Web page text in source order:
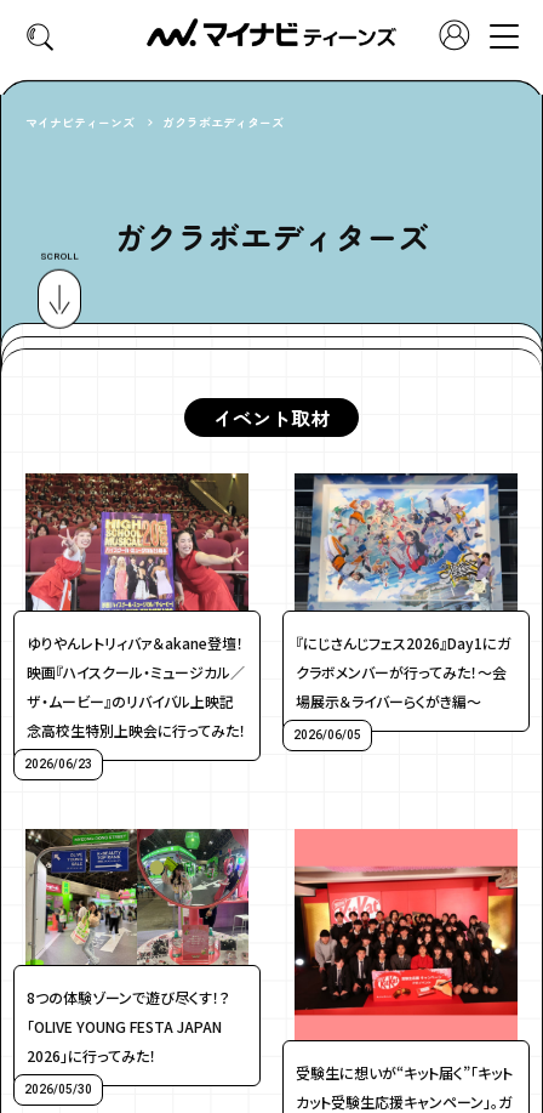
トレンド スクールライフ
特集・連載 社会体験
アンケート プレゼント
ティーンのうちにしかできない特別な体験を！
マイナビティーンズ ガクラボエディターズ
ガクラボエディターズ
SCROLL
イベント取材
ゆりやんレトリィバァ＆akane登壇！
映画『ハイスクール・ミュージカル／
ザ・ムービー』のリバイバル上映記
念高校生特別上映会に行ってみた！
2026/06/23
『にじさんじフェス2026』Day1にガ
クラボメンバーが行ってみた！～会
場展示＆ライバーらくがき編～
2026/06/05
8つの体験ゾーンで遊び尽くす！？
「OLIVE YOUNG FESTA JAPAN
2026」に行ってみた！
2026/05/30
受験生に想いが“キット届く”「キット
カット受験生応援キャンペーン」。ガ